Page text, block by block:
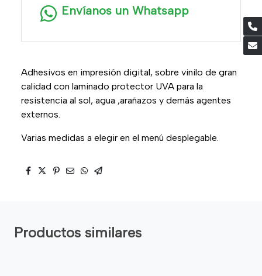
Envíanos un Whatsapp
Adhesivos en impresión digital, sobre vinilo de gran
calidad con laminado protector UVA para la
resistencia al sol, agua ,arañazos y demás agentes
externos.
Varias medidas a elegir en el menú desplegable.
Productos similares